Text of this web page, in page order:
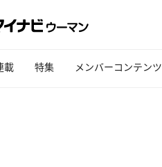
載 特集 メンバーコンテンツ